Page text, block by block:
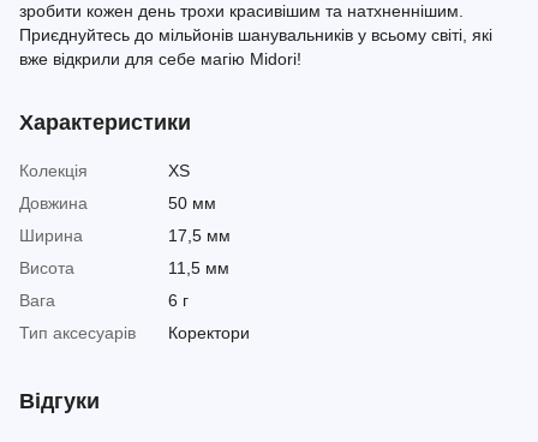
зробити кожен день трохи красивішим та натхненнішим.
Приєднуйтесь до мільйонів шанувальників у всьому світі, які
вже відкрили для себе магію Midori!
Характеристики
Колекція
XS
Довжина
50 мм
Ширина
17,5 мм
Висота
11,5 мм
Вага
6 г
Тип аксесуарів
Коректори
Відгуки